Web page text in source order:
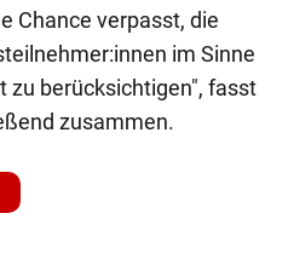
Chance verpasst, die
im Sinne
zu berücksichtigen", fasst
zusammen.